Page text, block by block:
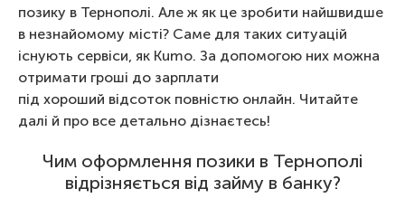
позику в Тернополі. Але ж як це зробити найшвидше
в незнайомому місті? Саме для таких ситуацій
існують сервіси, як Kumo. За допомогою них можна
отримати гроші до зарплати
під хороший відсоток повністю онлайн. Читайте
далі й про все детально дізнаєтесь!
Чим оформлення позики в Тернополі
відрізняється від займу в банку?